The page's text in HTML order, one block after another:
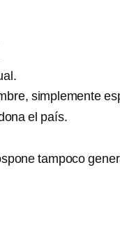
simplemente
el país.
tampoco